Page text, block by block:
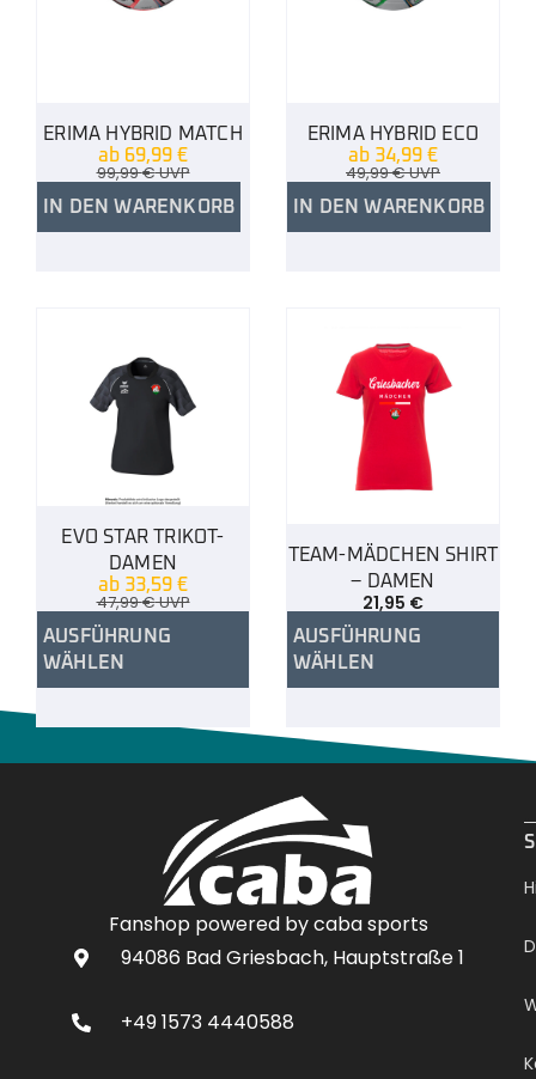
ERIMA HYBRID MATCH
ab 69,99 €
99,99€UVP
IN DEN WARENKORB
ERIMA HYBRID ECO
ab 34,99 €
49,99€UVP
IN DEN WARENKORB
EVO STAR TRIKOT-
DAMEN
ab 33,59 €
47,99€UVP
AUSFÜHRUNG
WÄHLEN
TEAM-MÄDCHEN SHIRT
– DAMEN
21,95 €
AUSFÜHRUNG
WÄHLEN
Fanshop powered by caba sports
94086 Bad Griesbach, Hauptstraße 1
+49 1573 4440588